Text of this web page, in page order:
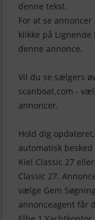
denne tekst.
For at se
klikke på
denne annonce.
Vil du se sælgers
scanboat.com -
annoncer.
Hold dig
automatisk
Kiel Classic 27
Classic 27.
vælge Gem
annonceagent får